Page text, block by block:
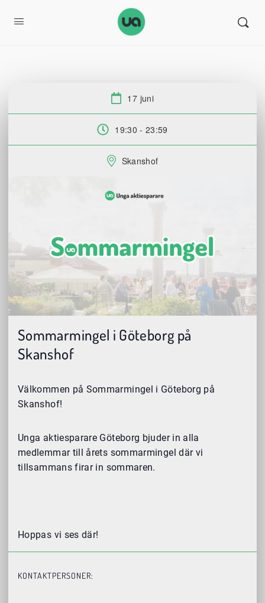
Datum:
17 juni
Tid:
19:30 - 23:59
Plats:
Skanshof
Sommarmingel i Göteborg på
Skanshof
Välkommen på Sommarmingel i Göteborg på
Skanshof!
Unga aktiesparare Göteborg bjuder in alla
medlemmar till årets sommarmingel där vi
tillsammans firar in sommaren.
Hoppas vi ses där!
KONTAKTPERSONER: